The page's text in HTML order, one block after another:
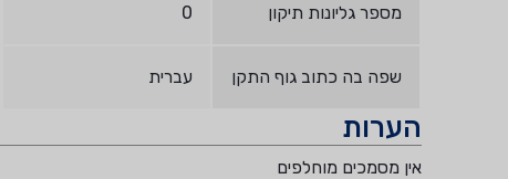
מספר גליונות תיקון 0
שפה בה כתוב גוף התקן עברית
הערות
אין מסמכים מוחלפים